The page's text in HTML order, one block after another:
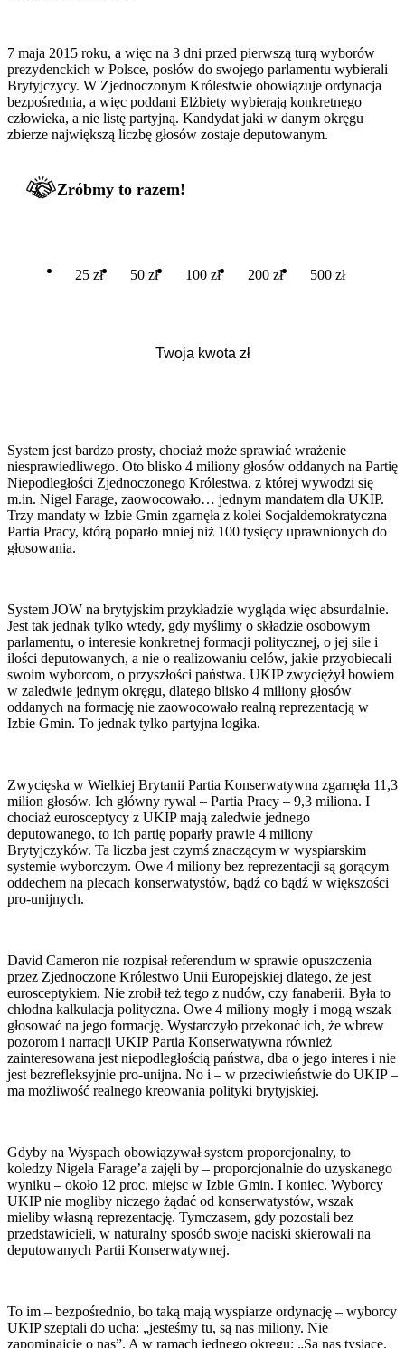
7 maja 2015 roku, a więc na 3 dni przed pierwszą turą wyborów
prezydenckich w Polsce, posłów do swojego parlamentu wybierali
Brytyjczycy. W Zjednoczonym Królestwie obowiązuje ordynacja
bezpośrednia, a więc poddani Elżbiety wybierają konkretnego
człowieka, a nie listę partyjną. Kandydat jaki w danym okręgu
zbierze największą liczbę głosów zostaje deputowanym.
Zróbmy to razem!
25 zł 50 zł 100 zł 200 zł 500 zł
System jest bardzo prosty, chociaż może sprawiać wrażenie
niesprawiedliwego. Oto blisko 4 miliony głosów oddanych na Partię
Niepodległości Zjednoczonego Królestwa, z której wywodzi się
m.in. Nigel Farage, zaowocowało… jednym mandatem dla UKIP.
Trzy mandaty w Izbie Gmin zgarnęła z kolei Socjaldemokratyczna
Partia Pracy, którą poparło mniej niż 100 tysięcy uprawnionych do
głosowania.
System JOW na brytyjskim przykładzie wygląda więc absurdalnie.
Jest tak jednak tylko wtedy, gdy myślimy o składzie osobowym
parlamentu, o interesie konkretnej formacji politycznej, o jej sile i
ilości deputowanych, a nie o realizowaniu celów, jakie przyobiecali
swoim wyborcom, o przyszłości państwa. UKIP zwyciężył bowiem
w zaledwie jednym okręgu, dlatego blisko 4 miliony głosów
oddanych na formację nie zaowocowało realną reprezentacją w
Izbie Gmin. To jednak tylko partyjna logika.
Zwycięska w Wielkiej Brytanii Partia Konserwatywna zgarnęła 11,3
milion głosów. Ich główny rywal – Partia Pracy – 9,3 miliona. I
chociaż eurosceptycy z UKIP mają zaledwie jednego
deputowanego, to ich partię poparły prawie 4 miliony
Brytyjczyków. Ta liczba jest czymś znaczącym w wyspiarskim
systemie wyborczym. Owe 4 miliony bez reprezentacji są gorącym
oddechem na plecach konserwatystów, bądź co bądź w większości
pro-unijnych.
David Cameron nie rozpisał referendum w sprawie opuszczenia
przez Zjednoczone Królestwo Unii Europejskiej dlatego, że jest
eurosceptykiem. Nie zrobił też tego z nudów, czy fanaberii. Była to
chłodna kalkulacja polityczna. Owe 4 miliony mogły i mogą wszak
głosować na jego formację. Wystarczyło przekonać ich, że wbrew
pozorom i narracji UKIP Partia Konserwatywna również
zainteresowana jest niepodległością państwa, dba o jego interes i nie
jest bezrefleksyjnie pro-unijna. No i – w przeciwieństwie do UKIP –
ma możliwość realnego kreowania polityki brytyjskiej.
Gdyby na Wyspach obowiązywał system proporcjonalny, to
koledzy Nigela Farage’a zajęli by – proporcjonalnie do uzyskanego
wyniku – około 12 proc. miejsc w Izbie Gmin. I koniec. Wyborcy
UKIP nie mogliby niczego żądać od konserwatystów, wszak
mieliby własną reprezentację. Tymczasem, gdy pozostali bez
przedstawicieli, w naturalny sposób swoje naciski skierowali na
deputowanych Partii Konserwatywnej.
To im – bezpośrednio, bo taką mają wyspiarze ordynację – wyborcy
UKIP szeptali do ucha: „jesteśmy tu, są nas miliony. Nie
zapominajcie o nas”. A w ramach jednego okręgu: „Są nas tysiące.